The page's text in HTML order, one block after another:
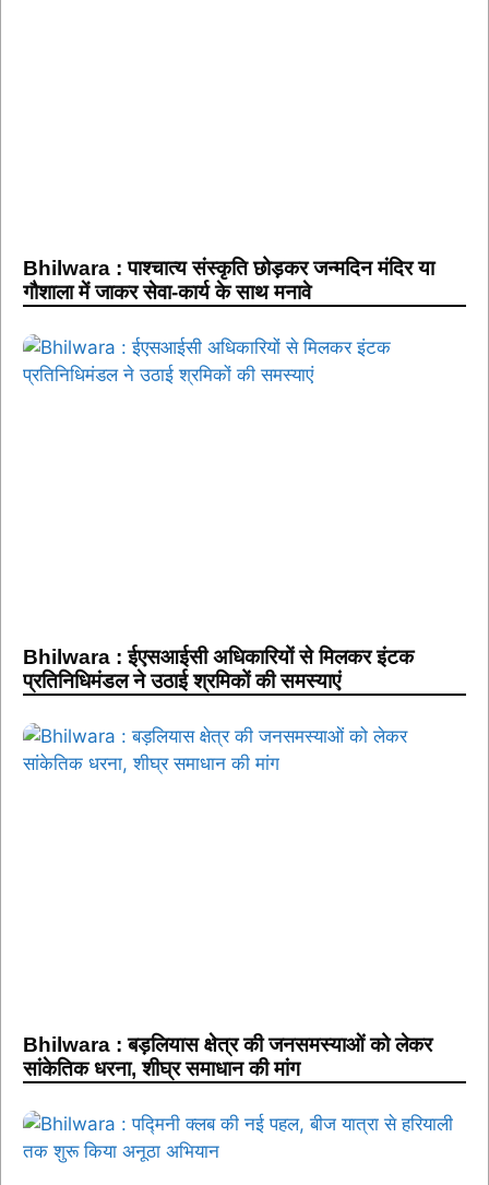
Bhilwara : पाश्चात्य संस्कृति छोड़कर जन्मदिन मंदिर या
गौशाला में जाकर सेवा-कार्य के साथ मनावे
Bhilwara : ईएसआईसी अधिकारियों से मिलकर इंटक
प्रतिनिधिमंडल ने उठाई श्रमिकों की समस्याएं
Bhilwara : बड़लियास क्षेत्र की जनसमस्याओं को लेकर
सांकेतिक धरना, शीघ्र समाधान की मांग